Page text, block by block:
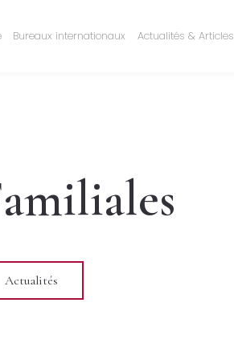
Bureaux internationaux Actualités & Articles
Actualités